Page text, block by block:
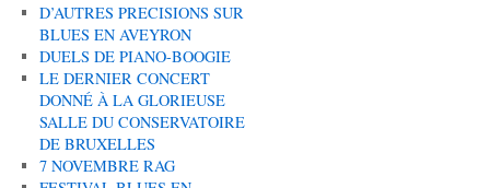
D’AUTRES PRECISIONS SUR
BLUES EN AVEYRON
DUELS DE PIANO-BOOGIE
LE DERNIER CONCERT
DONNÉ À LA GLORIEUSE
SALLE DU CONSERVATOIRE
DE BRUXELLES
7 NOVEMBRE RAG